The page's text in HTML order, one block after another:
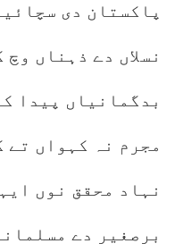
پاکستان دی
نسلاں دے ذہناں
بدگمانیاں پیدا
مجرم نہ کہواں تے
نہاد محقق نوں
برصغیر دے